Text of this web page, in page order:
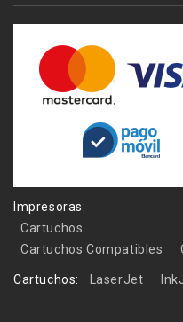
Impresoras:
Cartuchos
Cartuchos Compatibles
Cartuchos: LaserJet